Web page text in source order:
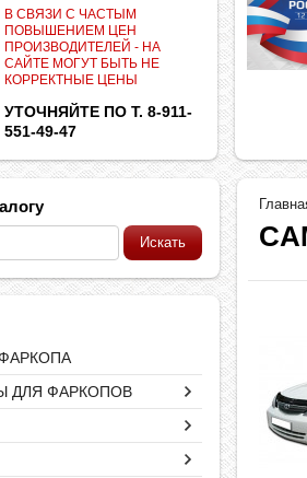
В СВЯЗИ С ЧАСТЫМ
ПОВЫШЕНИЕМ ЦЕН
ПРОИЗВОДИТЕЛЕЙ - НА
САЙТЕ МОГУТ БЫТЬ НЕ
КОРРЕКТНЫЕ ЦЕНЫ
УТОЧНЯЙТЕ ПО Т. 8-911-
551-49-47
ДЛЯ ФАРКОПОВ